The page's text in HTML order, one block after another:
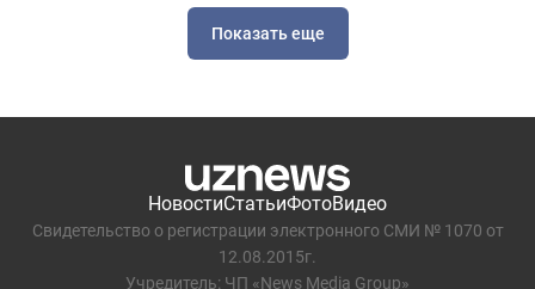
Показать еще
НовостиСтатьиФотоВидео
Свидетельство о регистрации электронного СМИ № 1070 от
12.08.2015г.
Учредитель: ЧП «News Media Group»